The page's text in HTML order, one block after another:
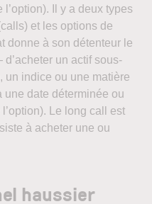
Il y a deux types
et les options de
donne à son détenteur le
un actif sous-
un indice ou une matière
une date déterminée ou
Le long call est
à acheter une ou
haussier